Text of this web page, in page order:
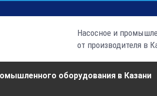
Насосное и
от производителя в